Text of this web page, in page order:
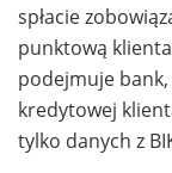
spłacie
punktową
podejmuje
kredytowej
tylko danych z